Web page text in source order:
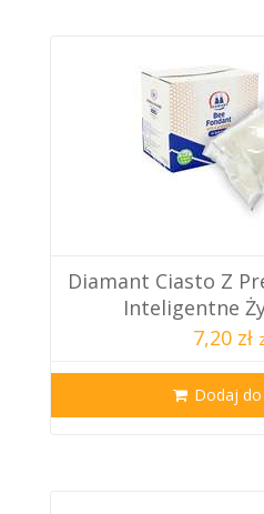
Diamant Ciasto Z
Inteligentne
7,20 zł
Dodaj